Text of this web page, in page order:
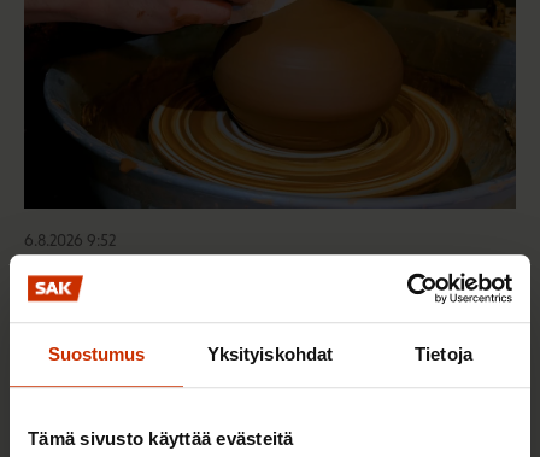
Suostumus Yksityiskohdat Tietoja
Tämä sivusto käyttää evästeitä
6.8.2026 9:52
SAK tukee ammattiliittojen jäsenten
harrastustoimintaa – hae apurahaa elokuun
aikana
TALOUS JA ELINKEINOELÄMÄ